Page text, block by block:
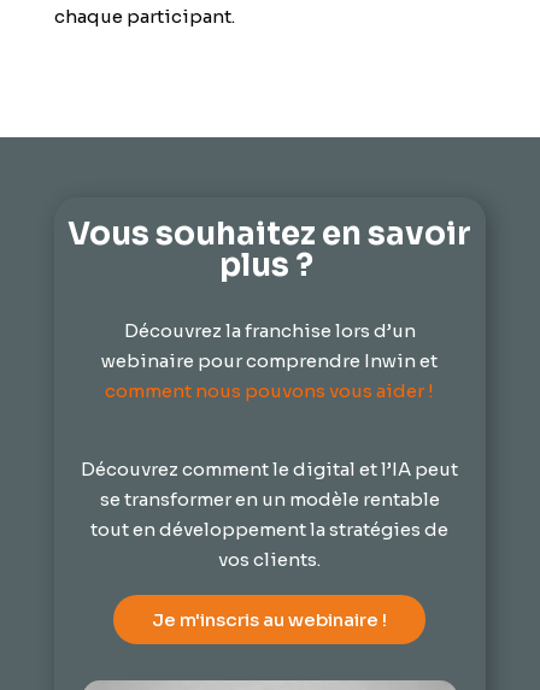
chaque participant.
Vous souhaitez en savoir
plus ?
Découvrez la franchise lors d’un
webinaire pour comprendre Inwin et
comment nous pouvons vous aider !
Découvrez comment le digital et l’IA peut
se transformer en un modèle rentable
tout en développement la stratégies de
vos clients.
Je m'inscris au webinaire !